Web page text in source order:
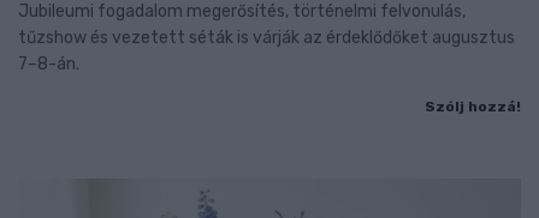
Jubileumi fogadalom megerősítés, történelmi felvonulás,
tűzshow és vezetett séták is várják az érdeklődőket augusztus
7–8-án.
Szólj hozzá!